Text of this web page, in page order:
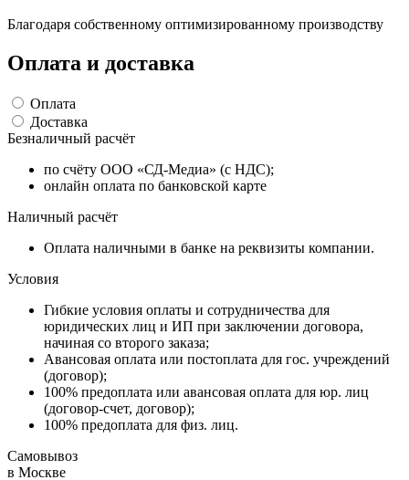
Благодаря собственному оптимизированному производству
Оплата и доставка
Оплата
Доставка
Безналичный расчёт
по счёту ООО «СД-Медиа» (с НДС);
онлайн оплата по банковской карте
Наличный расчёт
Оплата наличными в банке на реквизиты компании.
Условия
Гибкие условия оплаты и сотрудничества для
юридических лиц и ИП при заключении договора,
начиная со второго заказа;
Авансовая оплата или постоплата для гос. учреждений
(договор);
100% предоплата или авансовая оплата для юр. лиц
(договор-счет, договор);
100% предоплата для физ. лиц.
Самовывоз
в Москве